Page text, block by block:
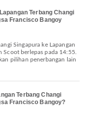
Terbang Changi
Francisco Bangoy
Scoot berlepas pada 14:55.
pilihan penerbangan lain
Terbang Changi
Francisco Bangoy?